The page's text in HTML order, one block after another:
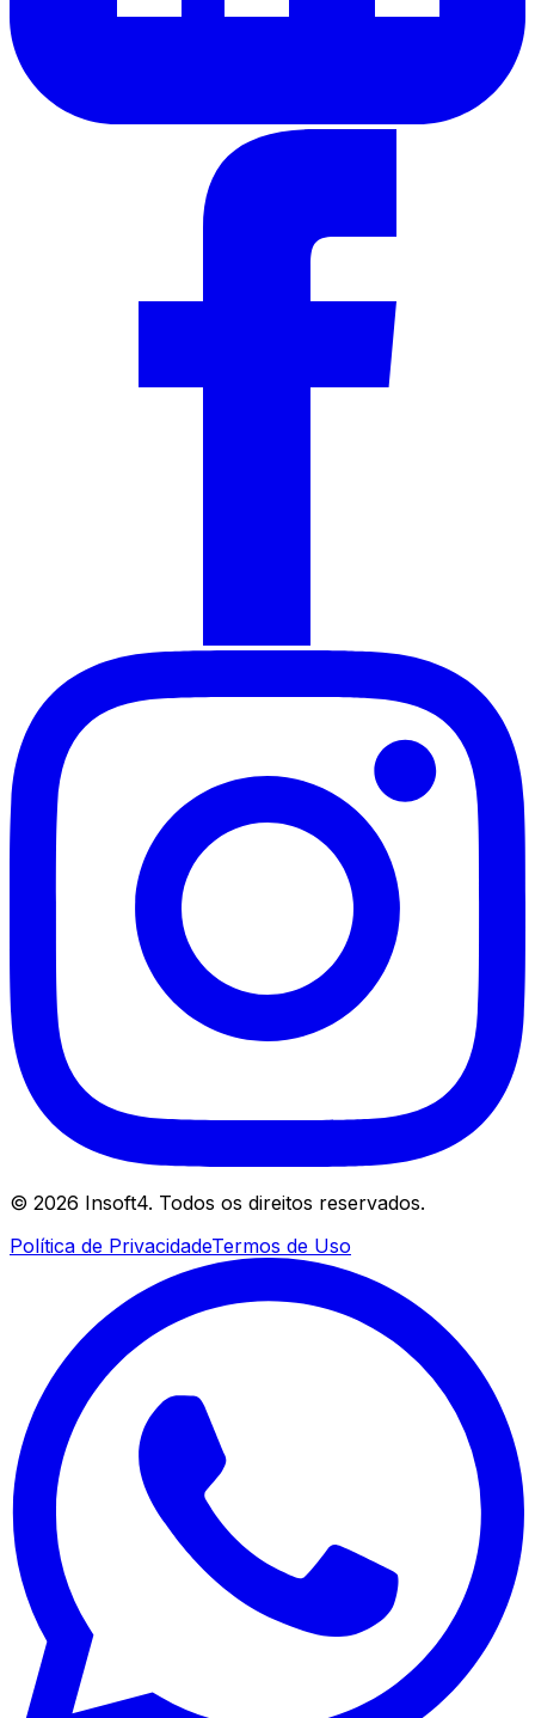
© 2026 Insoft4. Todos os direitos reservados.
Política de PrivacidadeTermos de Uso